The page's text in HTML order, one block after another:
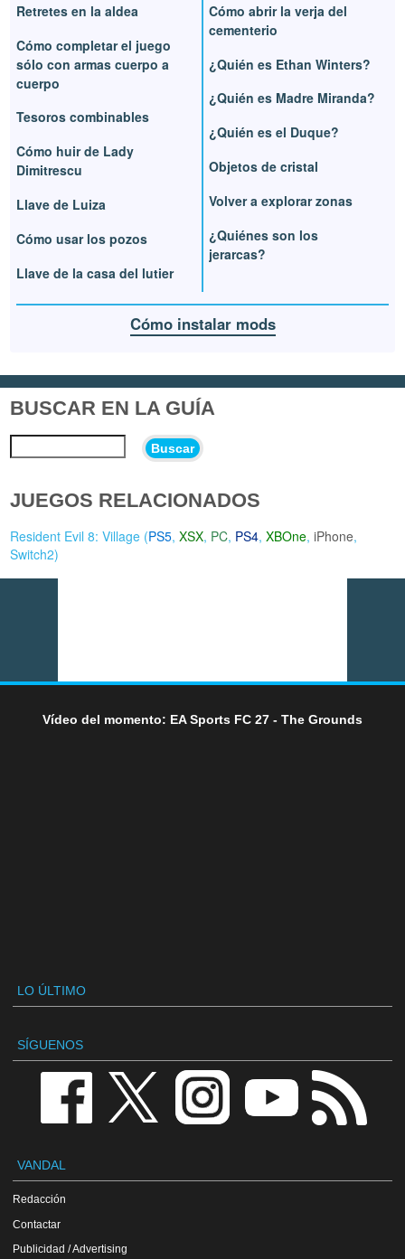
Retretes en la aldea
Cómo completar el juego
sólo con armas cuerpo a
cuerpo
Tesoros combinables
Cómo huir de Lady
Dimitrescu
Llave de Luiza
Cómo usar los pozos
Llave de la casa del lutier
Cómo abrir la verja del
cementerio
¿Quién es Ethan Winters?
¿Quién es Madre Miranda?
¿Quién es el Duque?
Objetos de cristal
Volver a explorar zonas
¿Quiénes son los
jerarcas?
Cómo instalar mods
BUSCAR EN LA GUÍA
Buscar
JUEGOS RELACIONADOS
Resident Evil 8: Village (PS5,XSX, PC, PS4,XBOne,iPhone,
Switch2)
Vídeo del momento: EA Sports FC 27 - The Grounds
LO ÚLTIMO
SÍGUENOS
VANDAL
Redacción
Contactar
Publicidad / Advertising